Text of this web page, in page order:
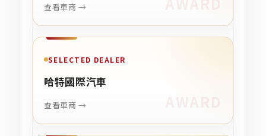
查看車商 →
SELECTED DEALER
哈特國際汽車
查看車商 →